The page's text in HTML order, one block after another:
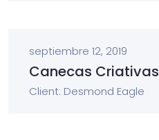
septiembre 12, 2019
Canecas Criativas
Client: Desmond Eagle